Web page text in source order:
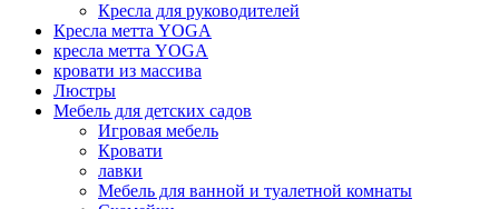
Кресла для руководителей
Кресла метта YOGA
кресла метта YOGA
кровати из массива
Люстры
Мебель для детских садов
Игровая мебель
Кровати
лавки
Мебель для ванной и туалетной комнаты